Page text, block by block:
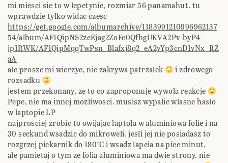
mi miesci sie to w lepetynie, rozmiar 56 panamahut. tu
wprawdzie tylko widac czesc
https://get.google.com/albumarchive/1183991210996962137
54/album/AF1QipNS2zcEjag2ZoFe0QfhgUKVA2Pv-byP4-
jp1RWK/AF1QipMqqTwPsn_Blafxj8q2_eA2yYp3cnD1vNx_RZ
aA
ale prosze mi wierzyc, nie zakrywa patrzalek
i zdrowego
rozsadku
jestem przekonany, ze to co zaproponuje wywola reakcje
Pepe, nie ma innej mozliwosci. musisz wypalic wlasne haslo
w laptopie LP
najprosciej zrobic to owijajac laptola w aluminiowa folie i na
30 seckund wsadzic do mikroweli. jesli jej nie posiadasz to
rozgrzej piekarnik do 180°C i wsadz lapcia na piec minut.
ale pamietaj o tym ze folia aluminiowa ma dwie strony. nie